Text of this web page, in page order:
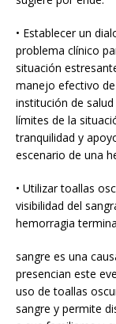
• Establecer un
problema clínico
situación
manejo efectivo
institución de
límites de la
tranquilidad y
escenario de una
• Utilizar toallas
visibilidad del
hemorragia
sangre es una
presencian este
uso de toallas
sangre y permite